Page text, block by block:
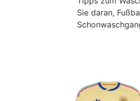
Sie daran,